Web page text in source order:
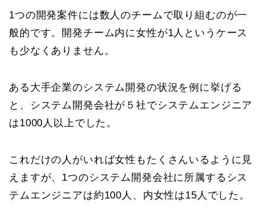
1つの開発案件には数人のチームで取り組むのが一
般的です。開発チーム内に女性が1人というケース
も少なくありません。
ある大手企業のシステム開発の状況を例に挙げる
と、システム開発会社が５社でシステムエンジニア
は1000人以上でした。
これだけの人がいれば女性もたくさんいるように見
えますが、1つのシステム開発会社に所属するシス
テムエンジニアは約100人、内女性は15人でした。